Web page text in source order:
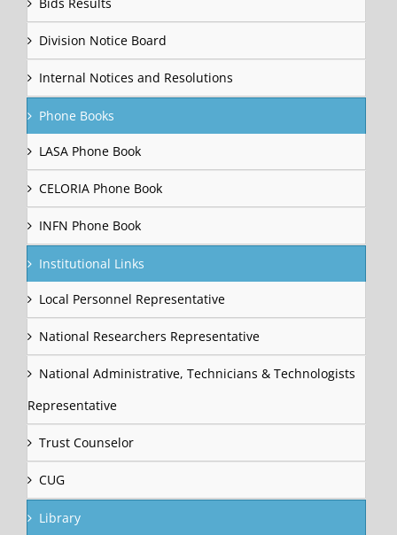
Division Notice Board
Internal Notices and Resolutions
Phone Books
LASA Phone Book
CELORIA Phone Book
INFN Phone Book
Institutional Links
Local Personnel Representative
National Researchers Representative
National Administrative, Technicians & Technologists
Representative
Trust Counselor
CUG
Library